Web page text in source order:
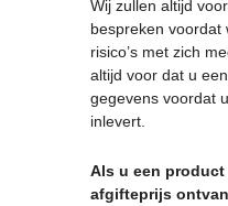
Wij zullen altijd
bespreken voordat
risico’s met zich
altijd voor dat u
gegevens voordat
inlevert.
Als u een
afgifteprijs